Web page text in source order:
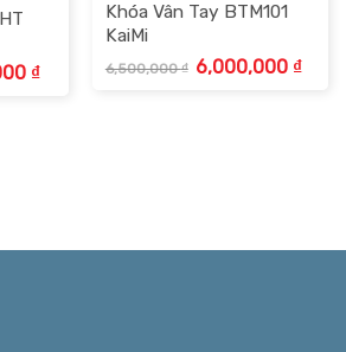
₫Giá
Khóa Vân Tay BTM101
KaiMi
6,500,000₫ Giá
gốc
6,000,000 ₫Giá